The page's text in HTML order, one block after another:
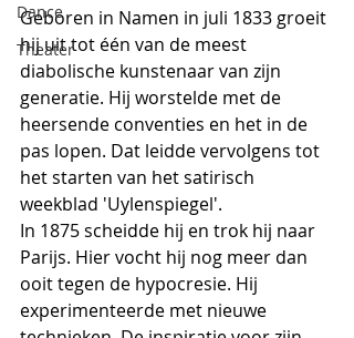
Dance
Theater
Geboren in Namen in juli 1833 groeit
hij uit tot één van de meest
diabolische kunstenaar van zijn
generatie. Hij worstelde met de
heersende conventies en het in de
pas lopen. Dat leidde vervolgens tot
het starten van het satirisch
weekblad 'Uylenspiegel'.
In 1875 scheidde hij en trok hij naar
Parijs. Hier vocht hij nog meer dan
ooit tegen de hypocresie. Hij
experimenteerde met nieuwe